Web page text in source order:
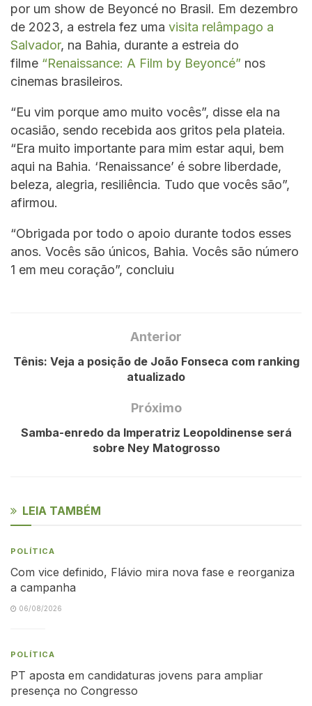
por um show de Beyoncé no Brasil. Em dezembro
de 2023, a estrela fez uma visita relâmpago a
Salvador, na Bahia, durante a estreia do
filme “Renaissance: A Film by Beyoncé” nos
cinemas brasileiros.
“Eu vim porque amo muito vocês”, disse ela na
ocasião, sendo recebida aos gritos pela plateia.
“Era muito importante para mim estar aqui, bem
aqui na Bahia. ‘Renaissance’ é sobre liberdade,
beleza, alegria, resiliência. Tudo que vocês são”,
afirmou.
“Obrigada por todo o apoio durante todos esses
anos. Vocês são únicos, Bahia. Vocês são número
1 em meu coração”, concluiu
Anterior
Tênis: Veja a posição de João Fonseca com ranking
atualizado
Próximo
Samba-enredo da Imperatriz Leopoldinense será
sobre Ney Matogrosso
LEIA TAMBÉM
POLÍTICA
Com vice definido, Flávio mira nova fase e reorganiza
a campanha
06/08/2026
POLÍTICA
PT aposta em candidaturas jovens para ampliar
presença no Congresso